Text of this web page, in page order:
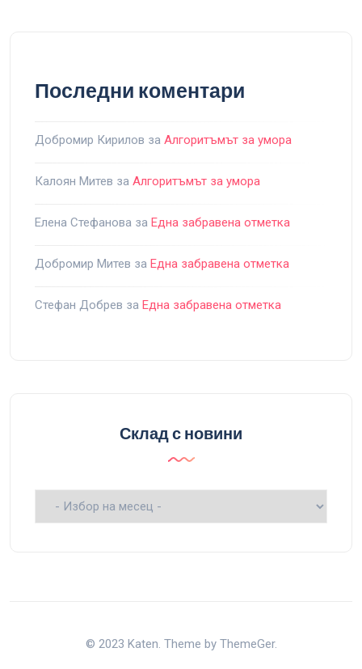
Последни коментари
Добромир Кирилов за Алгоритъмът за умора
Калоян Митев за Алгоритъмът за умора
Елена Стефанова за Една забравена отметка
Добромир Митев за Една забравена отметка
Стефан Добрев за Една забравена отметка
Склад с новини
Склад
© 2023 Katen. Theme by ThemeGer.